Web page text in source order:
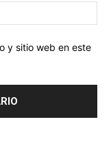
y sitio web en este